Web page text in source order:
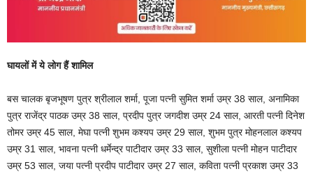
घायलों में ये लोग हैं शामिल
बस चालक बृजभूषण पुत्र श्रीलाल शर्मा, पूजा पत्नी सुमित शर्मा उम्र 38 साल, अनामिका
पुत्र राजेंद्र पाठक उम्र 38 साल, प्रदीप पुत्र जगदीश उम्र 24 साल, आरती पत्नी दिनेश
तोमर उम्र 45 साल, मेघा पत्नी शुभम कश्यप उम्र 29 साल, शुभम पुत्र मोहनलाल कश्यप
उम्र 31 साल, भावना पत्नी धर्मेन्द्र पाटीदार उम्र 33 साल, सुशीला पत्नी मोहन पाटीदार
उम्र 53 साल, जया पत्नी प्रदीप पाटीदार उम्र 27 साल, कविता पत्नी प्रकाश उम्र 33